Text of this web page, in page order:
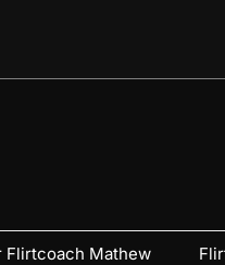
Flirtcoach Mathew